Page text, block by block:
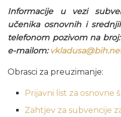
Informacije u vezi
učenika osnovnih i
telefonom pozivom na
e-mailom:
Obrasci za preuzimanje:
Prijavni list za osnovne
Zahtjev za subvencije